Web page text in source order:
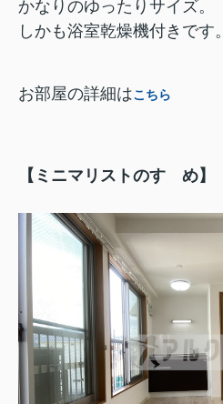
かなりのゆったりサイズ。
しかも浴室乾燥機付きです。
お部屋の詳細はこちら
【ミニマリストのすゝめ】